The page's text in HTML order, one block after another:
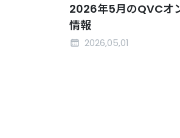
2026年5月のQVCオ
情報
2026,05,01